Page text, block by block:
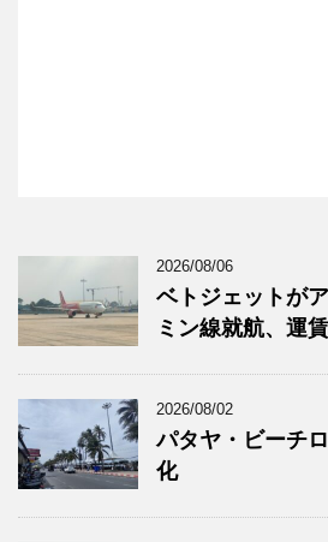
2026/08/06
ベトジェットが
ミン線就航、運
2026/08/02
パタヤ・ビーチ
化